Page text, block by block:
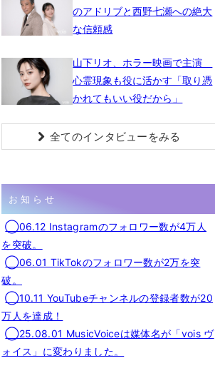
のアドリブと西野七瀬への絶大
な信頼感
山下リオ、ホラー映画で主演
心霊現象も役に活かす「取り憑
かれてもいい役だから」
全てのインタビューをみる
お知らせ
◯06.12 Instagramのフォロワー数が4万人
を突破。
◯06.01 TikTokのフォロワー数が2万を突
破。
◯10.11 YouTubeチャンネルの登録者数が20
万人を達成！
◯25.08.01 MusicVoiceは媒体名が「vois ヴ
ォイス」に変わりました。